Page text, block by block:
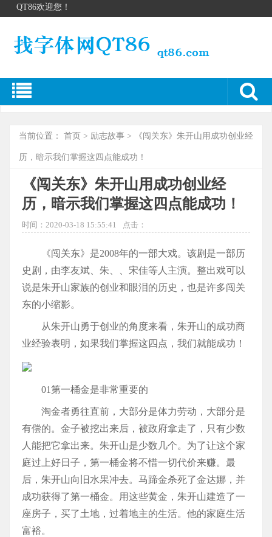
QT86欢迎您！
当前位置： 首页 > 励志故事 > 《闯关东》朱开山用成功创业经
历，暗示我们掌握这四点能成功！
《闯关东》朱开山用成功创业经
历，暗示我们掌握这四点能成功！
时间：2020-03-18 15:55:41 点击：
《闯关东》是2008年的一部大戏。该剧是一部历
史剧，由李友斌、朱、、宋佳等人主演。整出戏可以
说是朱开山家族的创业和眼泪的历史，也是许多闯关
东的小缩影。
从朱开山勇于创业的角度来看，朱开山的成功商
业经验表明，如果我们掌握这四点，我们就能成功！
01第一桶金是非常重要的
淘金者勇往直前，大部分是体力劳动，大部分是
有偿的。金子被挖出来后，被政府拿走了，只有少数
人能把它拿出来。朱开山是少数几个。为了让这个家
庭过上好日子，第一桶金将不惜一切代价来赚。最
后，朱开山向旧水果冲去。马蹄金杀死了金达娜，并
成功获得了第一桶金。用这些黄金，朱开山建造了一
座房子，买了土地，过着地主的生活。他的家庭生活
富裕。